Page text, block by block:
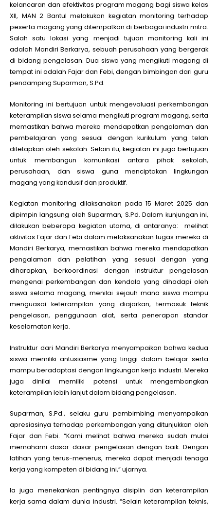
kelancaran dan efektivitas program magang bagi siswa kelas
XII, MAN 2 Bantul melakukan kegiatan monitoring terhadap
peserta magang yang ditempatkan di berbagai industri mitra.
Salah satu lokasi yang menjadi tujuan monitoring kali ini
adalah Mandiri Berkarya, sebuah perusahaan yang bergerak
di bidang pengelasan. Dua siswa yang mengikuti magang di
tempat ini adalah Fajar dan Febi, dengan bimbingan dari guru
pendamping Suparman, S.Pd.
Monitoring ini bertujuan untuk mengevaluasi perkembangan
keterampilan siswa selama mengikuti program magang, serta
memastikan bahwa mereka mendapatkan pengalaman dan
pembelajaran yang sesuai dengan kurikulum yang telah
ditetapkan oleh sekolah. Selain itu, kegiatan ini juga bertujuan
untuk membangun komunikasi antara pihak sekolah,
perusahaan, dan siswa guna menciptakan lingkungan
magang yang kondusif dan produktif.
Kegiatan monitoring dilaksanakan pada 15 Maret 2025 dan
dipimpin langsung oleh Suparman, S.Pd. Dalam kunjungan ini,
dilakukan beberapa kegiatan utama, di antaranya: melihat
aktivitas Fajar dan Febi dalam melaksanakan tugas mereka di
Mandiri Berkarya, memastikan bahwa mereka mendapatkan
pengalaman dan pelatihan yang sesuai dengan yang
diharapkan, berkoordinasi dengan instruktur pengelasan
mengenai perkembangan dan kendala yang dihadapi oleh
siswa selama magang, menilai sejauh mana siswa mampu
menguasai keterampilan yang diajarkan, termasuk teknik
pengelasan, penggunaan alat, serta penerapan standar
keselamatan kerja.
Instruktur dari Mandiri Berkarya menyampaikan bahwa kedua
siswa memiliki antusiasme yang tinggi dalam belajar serta
mampu beradaptasi dengan lingkungan kerja industri. Mereka
juga dinilai memiliki potensi untuk mengembangkan
keterampilan lebih lanjut dalam bidang pengelasan.
Suparman, S.Pd., selaku guru pembimbing menyampaikan
apresiasinya terhadap perkembangan yang ditunjukkan oleh
Fajar dan Febi. “Kami melihat bahwa mereka sudah mulai
memahami dasar-dasar pengelasan dengan baik. Dengan
latihan yang terus-menerus, mereka dapat menjadi tenaga
kerja yang kompeten di bidang ini,” ujarnya.
Ia juga menekankan pentingnya disiplin dan keterampilan
kerja sama dalam dunia industri. “Selain keterampilan teknis,